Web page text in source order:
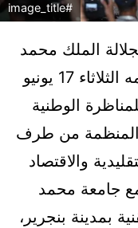
#image_title
الملك محمد
السادس نصره الله، انطلقت يومه الثلاثاء 17 يونيو
الوطنية
المنظمة من طرف
والاقتصاد
مع جامعة محمد
بمدينة بنجرير،